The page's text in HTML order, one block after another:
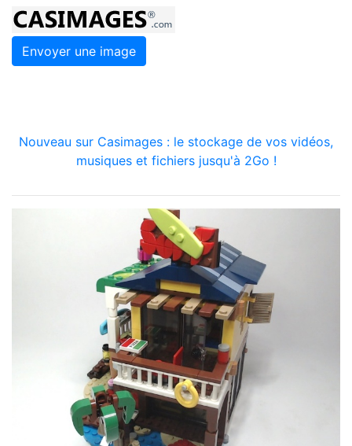
Envoyer une image
Nouveau sur Casimages : le stockage de vos vidéos,
musiques et fichiers jusqu'à 2Go !